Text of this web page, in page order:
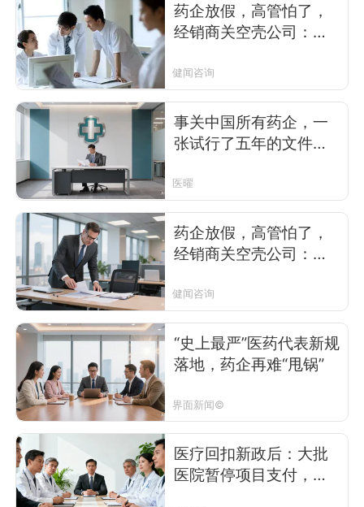
药企放假，高管怕了，
经销商关空壳公司：医
健闻咨询
事关中国所有药企，一
张试行了五年的文件交
医曜
药企放假，高管怕了，
经销商关空壳公司：医
健闻咨询
“史上最严”医药代表新规
落地，药企再难“甩锅”
界面新闻©
医疗回扣新政后：大批
医院暂停项目支付，药